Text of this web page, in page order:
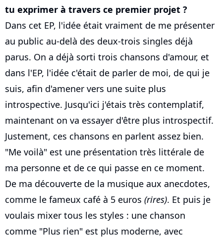
tu exprimer à travers ce premier projet ?
Dans cet EP, l'idée était vraiment de me présenter
au public au-delà des deux-trois singles déjà
parus. On a déjà sorti trois chansons d'amour, et
dans l'EP, l'idée c'était de parler de moi, de qui je
suis, afin d'amener vers une suite plus
introspective. Jusqu'ici j'étais très contemplatif,
maintenant on va essayer d'être plus introspectif.
Justement, ces chansons en parlent assez bien.
"Me voilà" est une présentation très littérale de
ma personne et de ce qui passe en ce moment.
De ma découverte de la musique aux anecdotes,
comme le fameux café à 5 euros (rires). Et puis je
voulais mixer tous les styles : une chanson
comme "Plus rien" est plus moderne, avec